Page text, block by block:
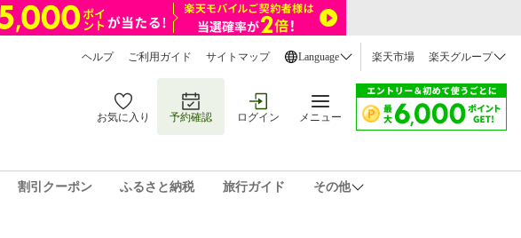
ヘルプ ご利用ガイド サイトマップ Language 楽天市場 楽天グループ
お気に入り 予約確認 ログイン メニュー
割引クーポン ふるさと納税 旅行ガイド その他